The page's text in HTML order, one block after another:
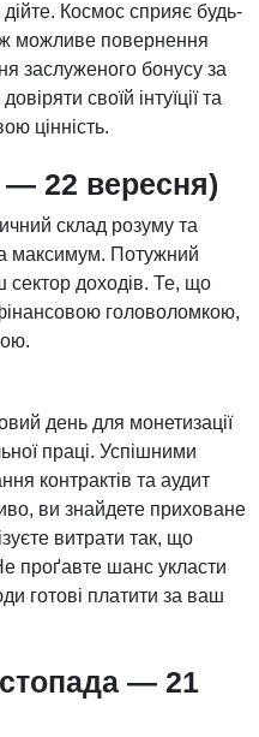
Космос сприяє будь-
можливе повернення
заслуженого бонусу за
своїй інтуїції та
цінність.
— 22 вересня)
склад розуму та
максимум. Потужний
сектор доходів. Те, що
головоломкою,
день для монетизації
праці. Успішними
контрактів та аудит
ви знайдете приховане
витрати так, що
проґавте шанс укласти
готові платити за ваш
— 21